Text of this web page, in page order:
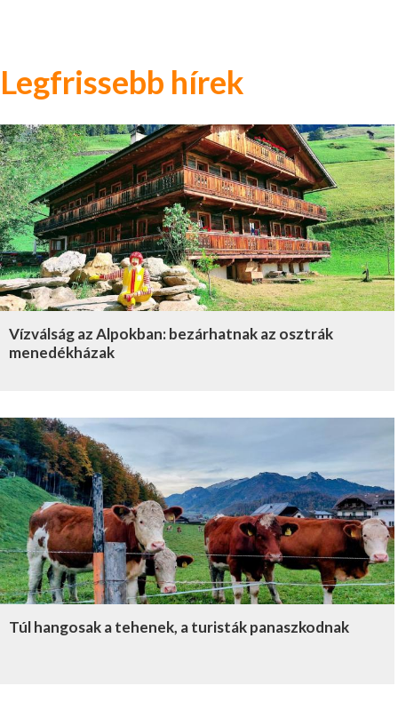
Legfrissebb hírek
Vízválság az Alpokban: bezárhatnak az osztrák
menedékházak
Túl hangosak a tehenek, a turisták panaszkodnak